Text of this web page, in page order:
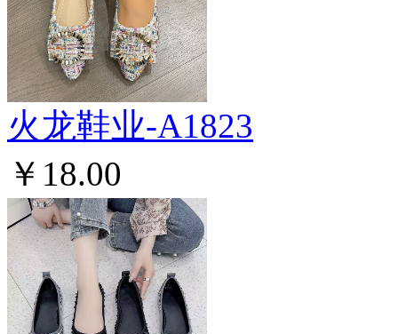
火龙鞋业-A1823
￥18.00